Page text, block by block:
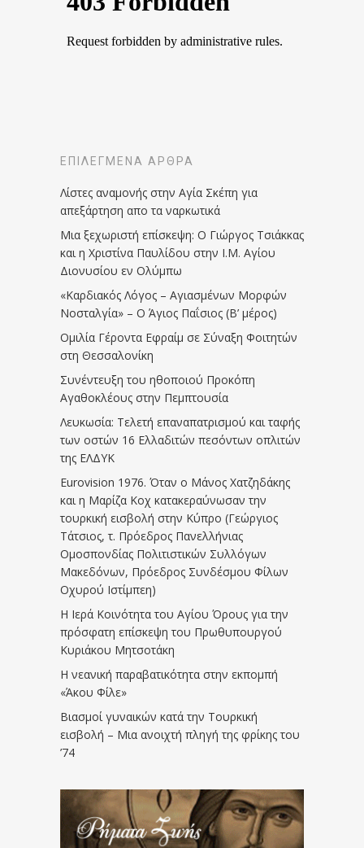
ΕΠΙΛΕΓΜΈΝΑ ΆΡΘΡΑ
Λίστες αναμονής στην Αγία Σκέπη για
απεξάρτηση απο τα ναρκωτικά
Μια ξεχωριστή επίσκεψη: Ο Γιώργος Τσιάκκας
και η Χριστίνα Παυλίδου στην Ι.Μ. Αγίου
Διονυσίου εν Ολύμπω
«Καρδιακός Λόγος – Αγιασμένων Μορφών
Νοσταλγία» – Ο Άγιος Παΐσιος (Β’ μέρος)
Ομιλία Γέροντα Εφραίμ σε Σύναξη Φοιτητών
στη Θεσσαλονίκη
Συνέντευξη του ηθοποιού Προκόπη
Αγαθοκλέους στην Πεμπτουσία
Λευκωσία: Τελετή επαναπατρισμού και ταφής
των οστών 16 Ελλαδιτών πεσόντων οπλιτών
της ΕΛΔΥΚ
Eurovision 1976. Όταν ο Μάνος Χατζηδάκης
και η Μαρίζα Κοχ κατακεραύνωσαν την
τουρκική εισβολή στην Κύπρο (Γεώργιος
Τάτσιος, τ. Πρόεδρος Πανελλήνιας
Ομοσπονδίας Πολιτιστικών Συλλόγων
Μακεδόνων, Πρόεδρος Συνδέσμου Φίλων
Οχυρού Ιστίμπεη)
Η Ιερά Κοινότητα του Αγίου Όρους για την
πρόσφατη επίσκεψη του Πρωθυπουργού
Κυριάκου Μητσοτάκη
Η νεανική παραβατικότητα στην εκπομπή
«Άκου Φίλε»
Βιασμοί γυναικών κατά την Τουρκική
εισβολή – Μια ανοιχτή πληγή της φρίκης του
’74